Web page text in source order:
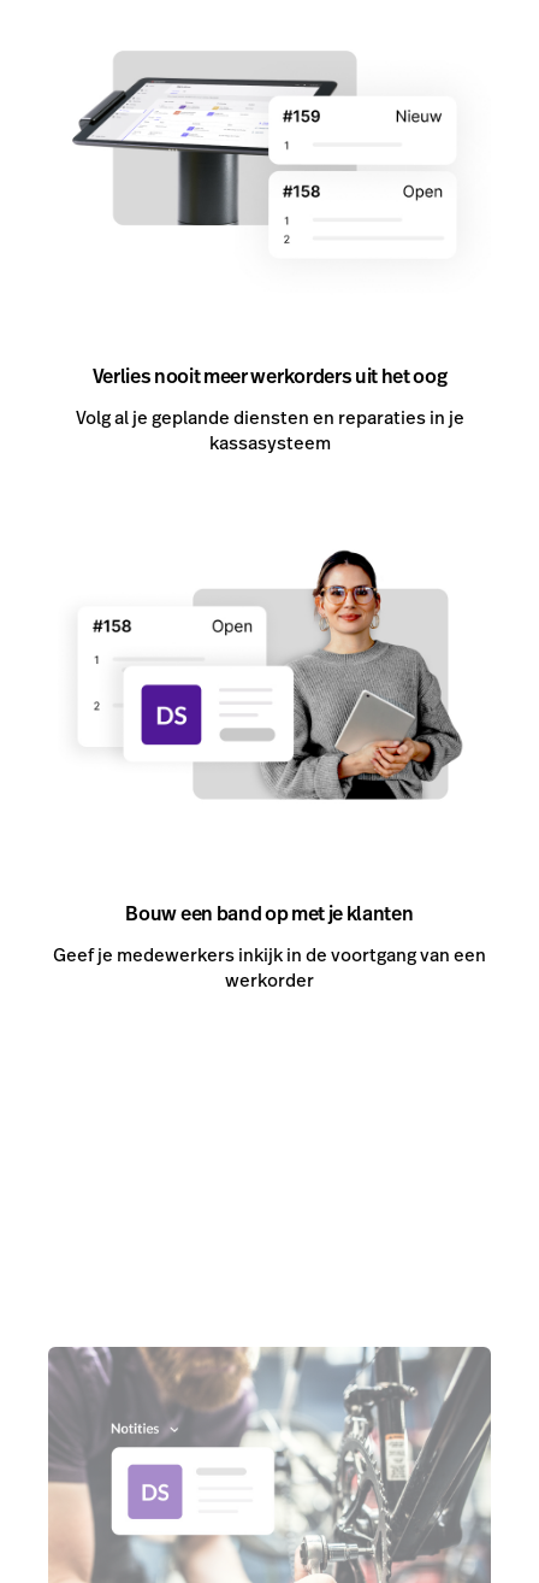
Verlies nooit meer werkorders uit het oog
Volg al je geplande diensten en reparaties in je
kassasysteem
Bouw een band op met je klanten
Geef je medewerkers inkijk in de voortgang van een
werkorder